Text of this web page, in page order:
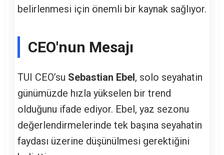
belirlenmesi için önemli bir kaynak sağlıyor.
CEO'nun Mesajı
TUI CEO’su Sebastian Ebel, solo seyahatin
günümüzde hızla yükselen bir trend
olduğunu ifade ediyor. Ebel, yaz sezonu
değerlendirmelerinde tek başına seyahatin
faydası üzerine düşünülmesi gerektiğini